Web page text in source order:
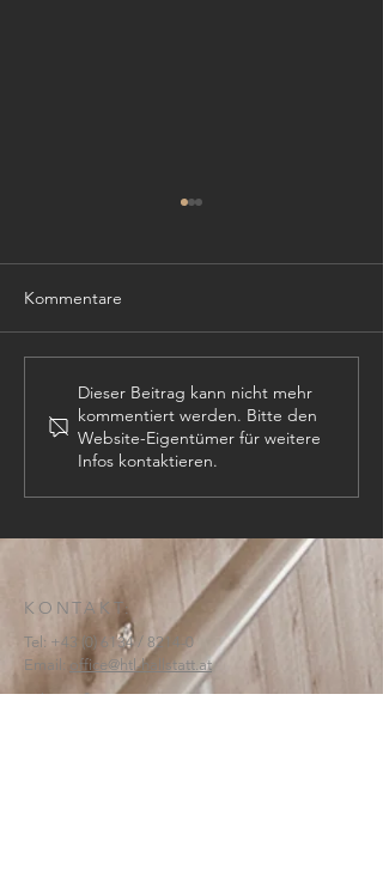
PROJEKTLEITER (m,w,d)
Kommentare
Dieser Beitrag kann nicht mehr
kommentiert werden. Bitte den
Website-Eigentümer für weitere
Infos kontaktieren.
KONTAKT:
Tel: +43 (0) 6134/ 8214-0
Email:
office@htl-hallstatt.at
Lahnstraße 69